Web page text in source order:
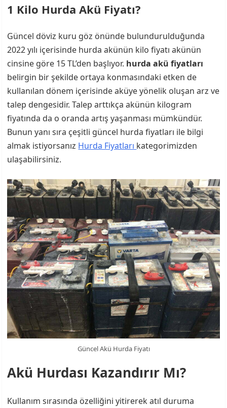
1 Kilo Hurda Akü Fiyatı?
Güncel döviz kuru göz önünde bulundurulduğunda
2022 yılı içerisinde hurda akünün kilo fiyatı akünün
cinsine göre 15 TL’den başlıyor. hurda akü fiyatları
belirgin bir şekilde ortaya konmasındaki etken de
kullanılan dönem içerisinde aküye yönelik oluşan arz ve
talep dengesidir. Talep arttıkça akünün kilogram
fiyatında da o oranda artış yaşanması mümkündür.
Bunun yanı sıra çeşitli güncel hurda fiyatları ile bilgi
almak istiyorsanız Hurda Fiyatları kategorimizden
ulaşabilirsiniz.
Güncel Akü Hurda Fiyatı
Akü Hurdası Kazandırır Mı?
Kullanım sırasında özelliğini yitirerek atıl duruma